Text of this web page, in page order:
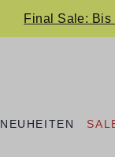
Final Sale: Bis
NEUHEITEN